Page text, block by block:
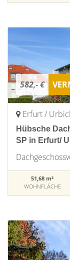
582,- €
Erfurt /
Hübsche
SP in Erfurt/
51,68 m²
WOHNFLÄCHE